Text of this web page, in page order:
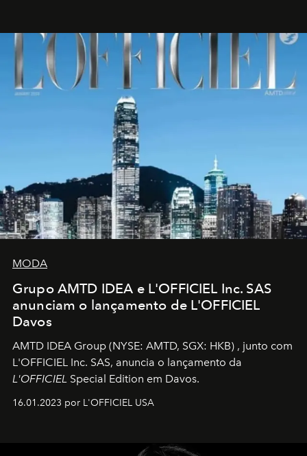
MODA
Grupo AMTD IDEA e L'OFFICIEL Inc. SAS
anunciam o lançamento de L'OFFICIEL
Davos
AMTD IDEA Group (NYSE: AMTD, SGX: HKB) , junto com
L'OFFICIEL Inc. SAS, anuncia o lançamento da
L'OFFICIEL Special Edition em Davos.
16.01.2023 por L'OFFICIEL USA